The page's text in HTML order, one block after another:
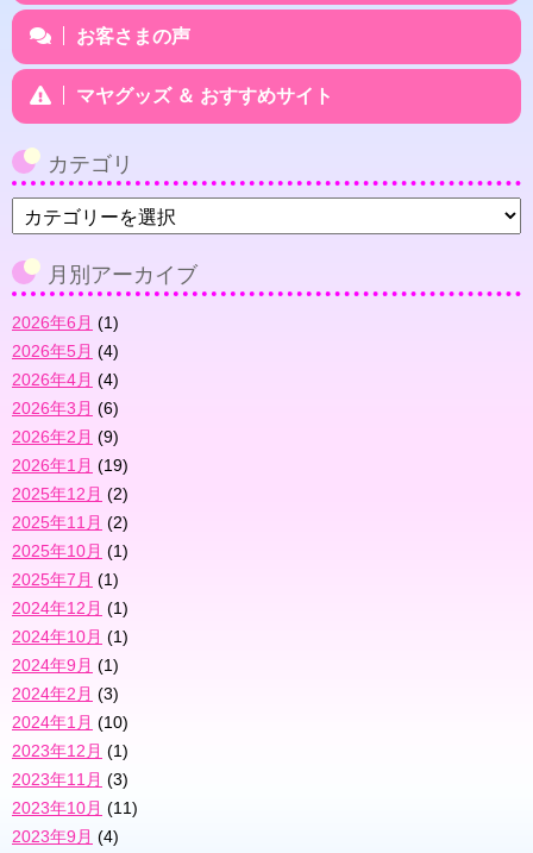
お客さまの声
マヤグッズ ＆ おすすめサイト
カテゴリ
テ
ゴ
リ
月別アーカイブ
2026年6月 (1)
2026年5月 (4)
2026年4月 (4)
2026年3月 (6)
2026年2月 (9)
2026年1月 (19)
2025年12月 (2)
2025年11月 (2)
2025年10月 (1)
2025年7月 (1)
2024年12月 (1)
2024年10月 (1)
2024年9月 (1)
2024年2月 (3)
2024年1月 (10)
2023年12月 (1)
2023年11月 (3)
2023年10月 (11)
2023年9月 (4)